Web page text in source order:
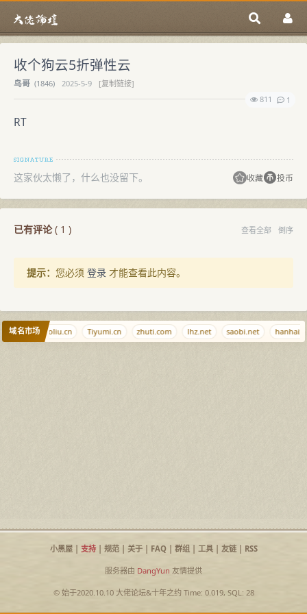
收个狗云5折弹性云
鸟哥 (1846) 2025-5-9
[复制链接]
811
1
RT
这家伙太懒了，什么也没留下。 收藏 投币
已有评论( 1 ) 查看全部 倒序
提示： 您必须 登录 才能查看此内容。
域名市场caoliu.cn Tiyumi.cn zhuti.com lhz.net saobi.net
小黑屋| 支持| 规范| 关于| FAQ| 群组| 工具| 友链| RSS
服务器由 DangYun 友情提供
© 始于2020.10.10 大佬论坛&十年之约Time: 0.019, SQL: 28